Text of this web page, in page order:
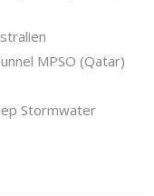
MPSO (Qatar)
Stormwater